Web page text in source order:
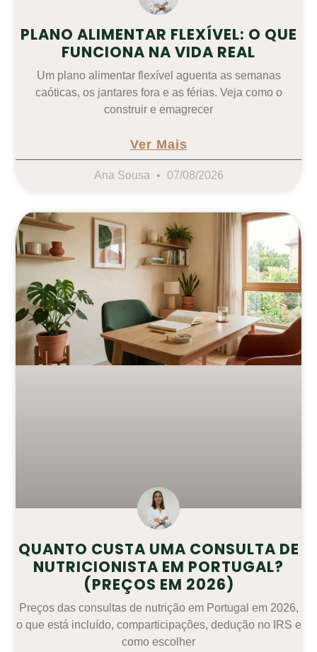
PLANO ALIMENTAR FLEXÍVEL: O QUE
FUNCIONA NA VIDA REAL
Um plano alimentar flexível aguenta as semanas
caóticas, os jantares fora e as férias. Veja como o
construir e emagrecer
Ver Mais
Ana Sousa 07/08/2026
QUANTO CUSTA UMA CONSULTA DE
NUTRICIONISTA EM PORTUGAL?
(PREÇOS EM 2026)
Preços das consultas de nutrição em Portugal em 2026,
o que está incluído, comparticipações, dedução no IRS e
como escolher